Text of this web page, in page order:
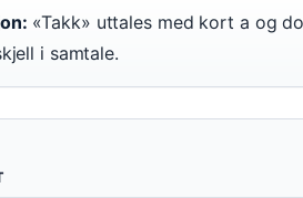
«Takk» uttales med kort a og
i samtale.